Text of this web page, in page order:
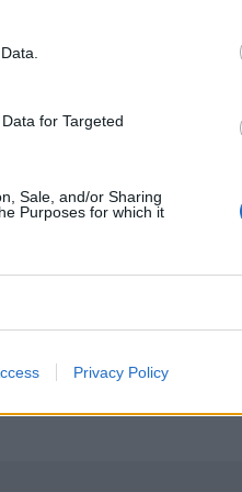
for Targeted
Sale, and/or Sharing
Purposes for which it
Privacy Policy
Στους 7 οι νεκροί
09:13
λύκειο στην Ταϊλάνδη -
λύκειο στην Ταϊλάνδη -
2 νεκροί